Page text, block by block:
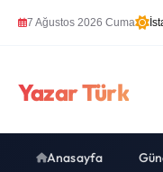
7 Ağustos 2026 Cuma
Yazar Türk
Anasayfa